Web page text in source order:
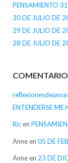
PENSAMIENTO
30 DE JULIO DE
29 DE JULIO DE
28 DE JULIO DE
ENTENDERSE
Ricen
Anneen 05 DE
Anneen 23 DE